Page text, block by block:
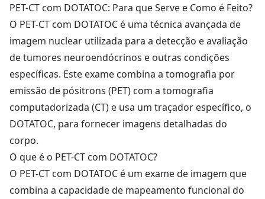
PET-CT com DOTATOC: Para que Serve e Como é Feito?
O PET-CT com DOTATOC é uma técnica avançada de
imagem nuclear utilizada para a detecção e avaliação
de tumores neuroendócrinos e outras condições
específicas. Este exame combina a tomografia por
emissão de pósitrons (PET) com a tomografia
computadorizada (CT) e usa um traçador específico, o
DOTATOC, para fornecer imagens detalhadas do
corpo.
O que é o PET-CT com DOTATOC?
O PET-CT com DOTATOC é um exame de imagem que
combina a capacidade de mapeamento funcional do